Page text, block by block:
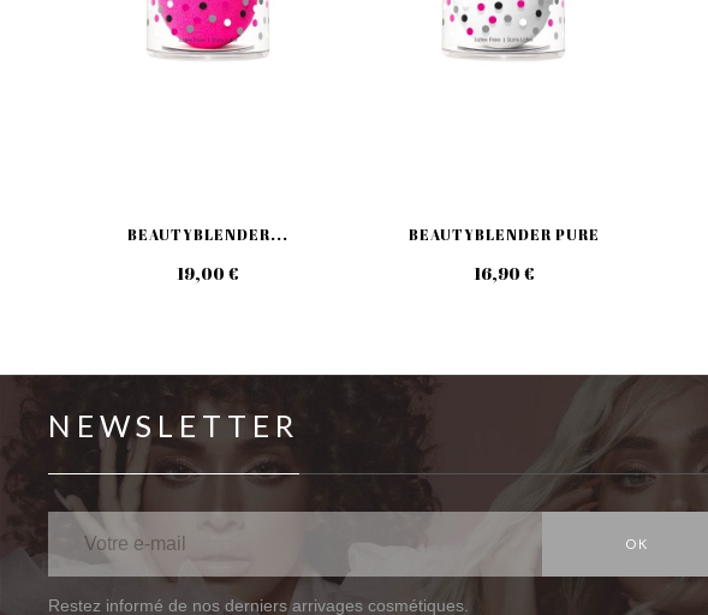
BEAUTYBLENDER...
19,00 €
BEAUTYBLENDER PURE
16,90 €
NEWSLETTER
OK
Restez informé de nos derniers arrivages cosmétiques.